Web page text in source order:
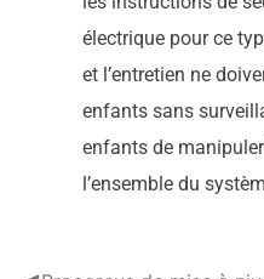
électrique pour ce
et l’entretien ne
enfants sans
enfants de
l’ensemble du